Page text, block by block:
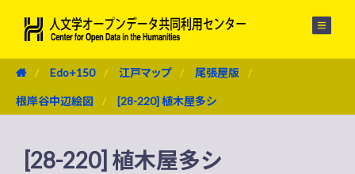
Edo+150 江戸マップ 尾張屋版
根岸谷中辺絵図 [28-220] 植木屋多シ
[28-220] 植木屋多シ